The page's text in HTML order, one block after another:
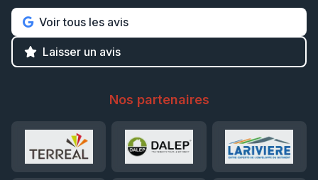
Voir tous les avis
Laisser un avis
Nos partenaires